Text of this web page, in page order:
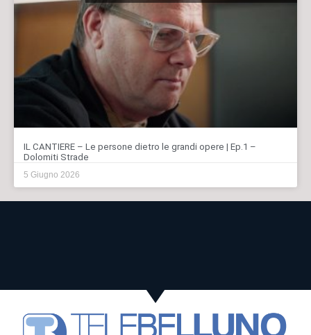
IL CANTIERE – Le persone dietro le grandi opere | Ep.1 –
Dolomiti Strade
5 Giugno 2026